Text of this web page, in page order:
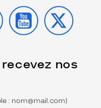
YOUTUBE
X
nos
: nom@mail.com)